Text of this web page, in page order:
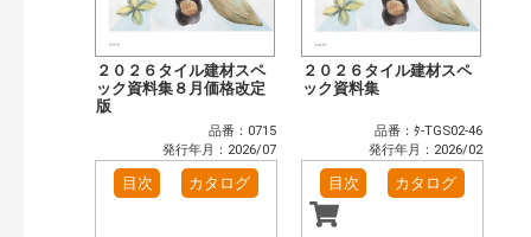
２０２６タイル建材スペ
ック資料集８月価格改定
版
品番：0715
発行年月：2026/07
目次 カタログ
２０２６タイル建材スペ
ック資料集
品番：ﾀ-TGS02-46
発行年月：2026/02
目次 カタログ